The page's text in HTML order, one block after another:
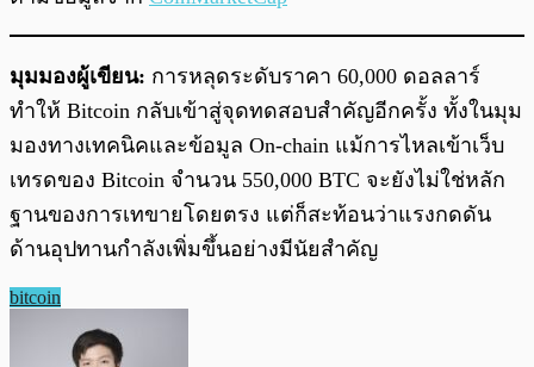
มุมมองผู้เขียน: การหลุดระดับราคา 60,000 ดอลลาร์
ทำให้ Bitcoin กลับเข้าสู่จุดทดสอบสำคัญอีกครั้ง ทั้งในมุม
มองทางเทคนิคและข้อมูล On-chain แม้การไหลเข้าเว็บ
เทรดของ Bitcoin จำนวน 550,000 BTC จะยังไม่ใช่หลัก
ฐานของการเทขายโดยตรง แต่ก็สะท้อนว่าแรงกดดัน
ด้านอุปทานกำลังเพิ่มขึ้นอย่างมีนัยสำคัญ
bitcoin